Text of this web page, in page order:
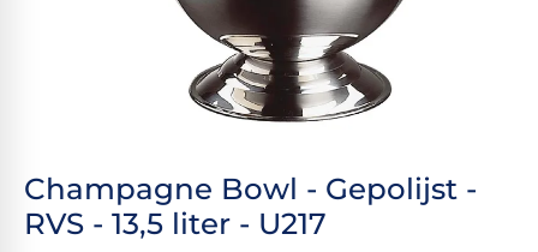
Champagne Bowl - Gepolijst -
RVS - 13,5 liter - U217